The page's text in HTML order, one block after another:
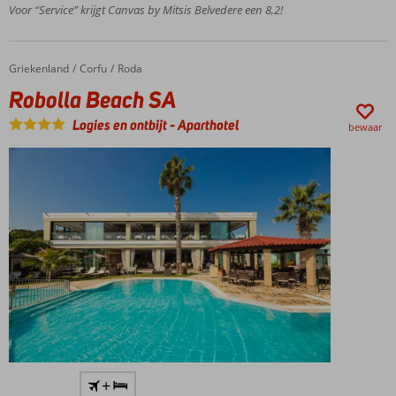
livemuziek
het
op zee
Heerlijk
Voor “Service” krijgt Canvas by Mitsis Belvedere een 8,2!
Home
Griekenland Corfu Roda
Robolla Beach SA
Robolla Beach SA
Logies en ontbijt-Aparthotel bewaar
+